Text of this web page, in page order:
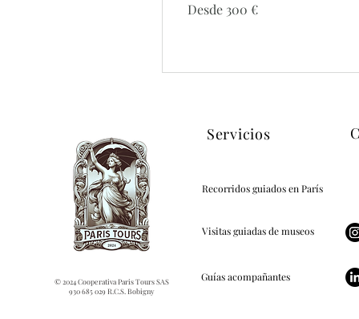
300
Desde 300 €
Servicios
© 2024 Cooperativa Paris Tours SAS
930 685 029 R.C.S. Bobigny
Recorridos guiados en París
Visitas guiadas de museos
Guías acompañantes